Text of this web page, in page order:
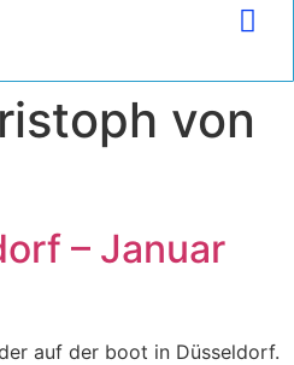
von
– Januar
auf der boot in Düsseldorf.